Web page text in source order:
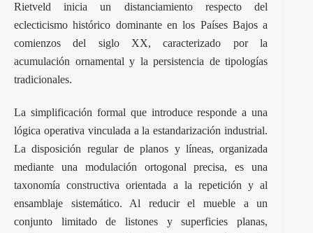
Rietveld inicia un distanciamiento respecto del
eclecticismo histórico dominante en los Países Bajos a
comienzos del siglo XX, caracterizado por la
acumulación ornamental y la persistencia de tipologías
tradicionales.
La simplificación formal que introduce responde a una
lógica operativa vinculada a la estandarización industrial.
La disposición regular de planos y líneas, organizada
mediante una modulación ortogonal precisa, es una
taxonomía constructiva orientada a la repetición y al
ensamblaje sistemático. Al reducir el mueble a un
conjunto limitado de listones y superficies planas,